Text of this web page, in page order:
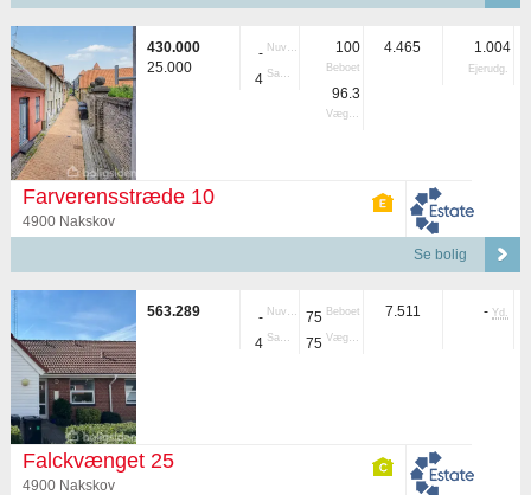
430.000
25.000
- Nuvær.
4 Samlet
100
Beboet
96.3
Vægtet
4.465 1.004
Ejerudg.
Farverensstræde 10
4900 Nakskov
Se bolig
563.289 - Nuvær.
4 Samlet
75 Beboet
75 Vægtet
7.511 -Yd.
Falckvænget 25
4900 Nakskov